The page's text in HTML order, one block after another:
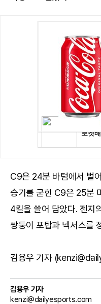
C9은 24분 바텀에서 벌
승기를 굳힌 C9은 25분
4킬을 쓸어 담았다. 젠지
쌍둥이 포탑과 넥서스를
김용우 기자
김용우 기자
kenzi@dailyesports.com